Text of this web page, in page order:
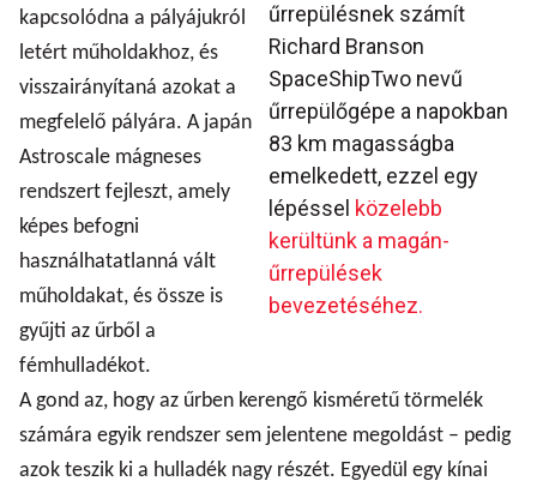
űrrepülésnek számít
Richard Branson
SpaceShipTwo nevű
űrrepülőgépe a napokban
83 km magasságba
emelkedett, ezzel egy
lépéssel közelebb
kerültünk a magán-
űrrepülések
bevezetéséhez.
kapcsolódna a pályájukról
letért műholdakhoz, és
visszairányítaná azokat a
megfelelő pályára. A japán
Astroscale mágneses
rendszert fejleszt, amely
képes befogni
használhatatlanná vált
műholdakat, és össze is
gyűjti az űrből a
fémhulladékot.
A gond az, hogy az űrben kerengő kisméretű törmelék
számára egyik rendszer sem jelentene megoldást – pedig
azok teszik ki a hulladék nagy részét. Egyedül egy kínai